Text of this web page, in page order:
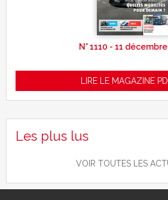
N° 1110 - 11
LIRE LE MAGAZINE
Les plus lus
VOIR TOUTES LES